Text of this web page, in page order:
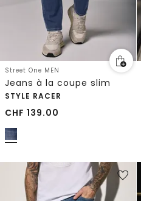
Street One MEN
Jeans à la coupe slim
STYLE RACER
CHF 139.00